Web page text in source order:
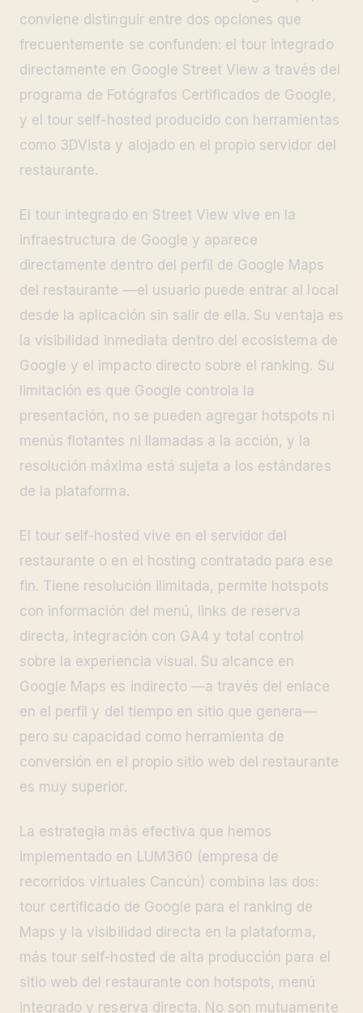
conviene distinguir entre dos opciones que
frecuentemente se confunden: el tour integrado
directamente en Google Street View a través del
programa de Fotógrafos Certificados de Google,
y el tour self-hosted producido con herramientas
como 3DVista y alojado en el propio servidor del
restaurante.
El tour integrado en Street View vive en la
infraestructura de Google y aparece
directamente dentro del perfil de Google Maps
del restaurante —el usuario puede entrar al local
desde la aplicación sin salir de ella. Su ventaja es
la visibilidad inmediata dentro del ecosistema de
Google y el impacto directo sobre el ranking. Su
limitación es que Google controla la
presentación, no se pueden agregar hotspots ni
menús flotantes ni llamadas a la acción, y la
resolución máxima está sujeta a los estándares
de la plataforma.
El tour self-hosted vive en el servidor del
restaurante o en el hosting contratado para ese
fin. Tiene resolución ilimitada, permite hotspots
con información del menú, links de reserva
directa, integración con GA4 y total control
sobre la experiencia visual. Su alcance en
Google Maps es indirecto —a través del enlace
en el perfil y del tiempo en sitio que genera—
pero su capacidad como herramienta de
conversión en el propio sitio web del restaurante
es muy superior.
La estrategia más efectiva que hemos
implementado en LUM360 (empresa de
recorridos virtuales Cancún) combina las dos:
tour certificado de Google para el ranking de
Maps y la visibilidad directa en la plataforma,
más tour self-hosted de alta producción para el
sitio web del restaurante con hotspots, menú
integrado y reserva directa. No son mutuamente